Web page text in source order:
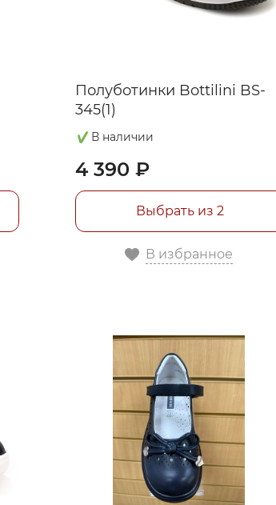
Полуботинки Bottilini BS-
345(1)
В наличии
4 390 ₽
Выбрать из 2
В избранное